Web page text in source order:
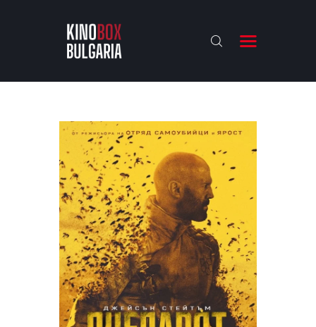
KINOBOX BULGARIA
АНАЛИЗИ
БАХТИ НАГРАДИТЕ
ИНТЕРВЮТА
ЗА НАС